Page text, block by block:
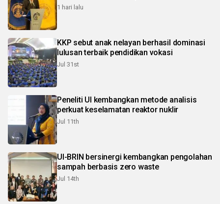
1 hari lalu
KKP sebut anak nelayan berhasil dominasi
lulusan terbaik pendidikan vokasi
Jul 31st
Peneliti UI kembangkan metode analisis
perkuat keselamatan reaktor nuklir
Jul 11th
UI-BRIN bersinergi kembangkan pengolahan
sampah berbasis zero waste
Jul 14th